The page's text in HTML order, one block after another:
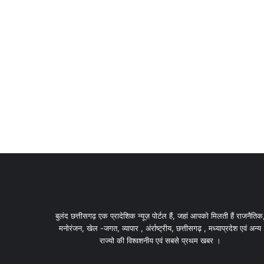
बुलंद छत्तीसगढ़ एक प्रादेशिक न्यूज़ पोर्टल हैं, जहां आपको मिलती हैं
मनोरंजन, खेल -जगत, व्यापार , अंर्राष्ट्रीय, छत्तीसगढ़ , मध्याप्रदेश एवं अन्य
राज्यो की विश्वशनीय एवं सबसे प्रथम खबर ।